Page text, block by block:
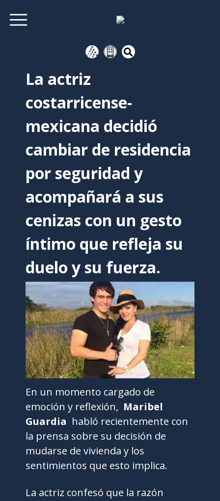
La actriz
costarricense-
mexicana decidió
cambiar de residencia
por seguridad y
acompañará a sus
cenizas con un gesto
íntimo que refleja su
duelo y su fuerza.
En un momento cargado de
emoción y reflexión, Maribel
Guardia habló recientemente con
la prensa sobre su decisión de
mudarse de vivienda y los
sentimientos que esto implica.
La actriz confesó que la razón